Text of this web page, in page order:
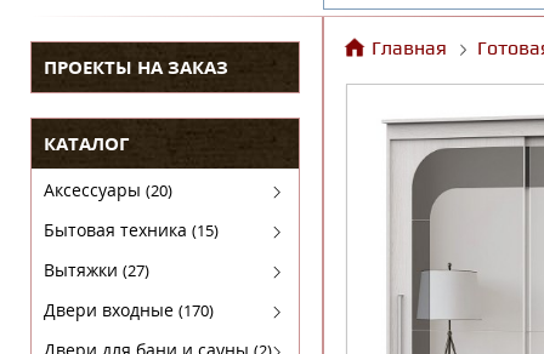
ПРОЕКТЫ НА ЗАКАЗ
КАТАЛОГ
Аксессуары (20)
Аксессуары для бытовой техники
Бытовая техника (15)
Духовые шкафы
Кофемашины
Микроволновки
Вытяжки (27)
FABER
KRONA
Двери входные (170)
Luxor(Люксор)
Главная